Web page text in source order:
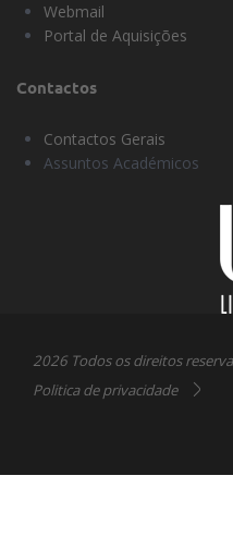
Webmail
Portal de Aquisições
Contactos
Contactos Gerais
Assuntos Académicos
2026 Todos os direitos
Politica de privacidade